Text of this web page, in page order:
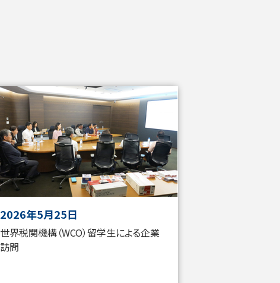
2026年5月25日
世界税関機構（WCO）留学生による企業
訪問